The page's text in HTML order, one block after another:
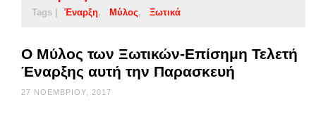
Tags | Έναρξη Μύλος Ξωτικά
O Μύλος των Ξωτικών-Επίσημη Τελετή
Έναρξης αυτή την Παρασκευή
27 ΝΟΕΜΒΡΊΟΥ, 2017